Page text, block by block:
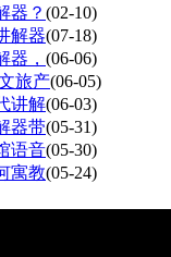
器？ (02-10)
解器(07-18)
器， (06-06)
旅产(06-05)
讲解(06-03)
器带(05-31)
语音(05-30)
寓教(05-24)